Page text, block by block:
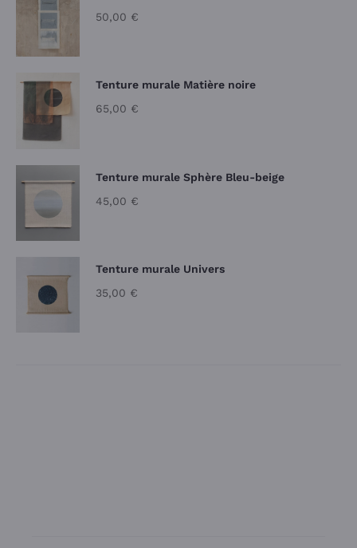
50,00 €
Tenture murale Matière noire
65,00 €
Tenture murale Sphère Bleu-beige
45,00 €
Tenture murale Univers
35,00 €